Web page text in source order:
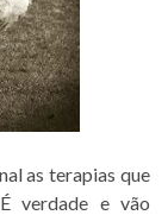
as terapias que
verdade e vão